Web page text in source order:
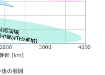
の展開